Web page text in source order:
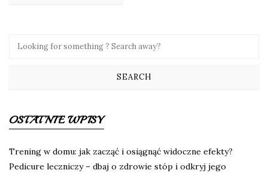
OSTATNIE WPISY
Trening w domu: jak zacząć i osiągnąć widoczne efekty?
Pedicure leczniczy – dbaj o zdrowie stóp i odkryj jego